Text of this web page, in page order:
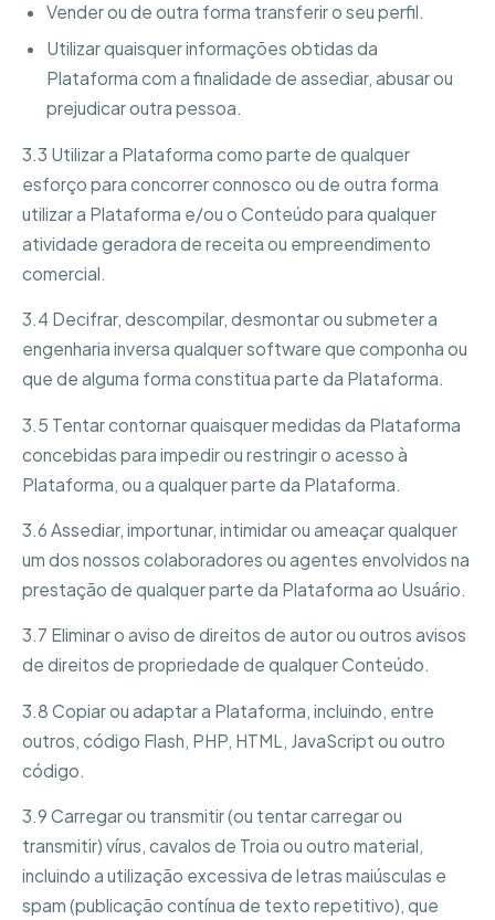
Vender ou de outra forma transferir o seu perfil.
Utilizar quaisquer informações obtidas da
Plataforma com a finalidade de assediar, abusar ou
prejudicar outra pessoa.
3.3 Utilizar a Plataforma como parte de qualquer
esforço para concorrer connosco ou de outra forma
utilizar a Plataforma e/ou o Conteúdo para qualquer
atividade geradora de receita ou empreendimento
comercial.
3.4 Decifrar, descompilar, desmontar ou submeter a
engenharia inversa qualquer software que componha ou
que de alguma forma constitua parte da Plataforma.
3.5 Tentar contornar quaisquer medidas da Plataforma
concebidas para impedir ou restringir o acesso à
Plataforma, ou a qualquer parte da Plataforma.
3.6 Assediar, importunar, intimidar ou ameaçar qualquer
um dos nossos colaboradores ou agentes envolvidos na
prestação de qualquer parte da Plataforma ao Usuário.
3.7 Eliminar o aviso de direitos de autor ou outros avisos
de direitos de propriedade de qualquer Conteúdo.
3.8 Copiar ou adaptar a Plataforma, incluindo, entre
outros, código Flash, PHP, HTML, JavaScript ou outro
código.
3.9 Carregar ou transmitir (ou tentar carregar ou
transmitir) vírus, cavalos de Troia ou outro material,
incluindo a utilização excessiva de letras maiúsculas e
spam (publicação contínua de texto repetitivo), que